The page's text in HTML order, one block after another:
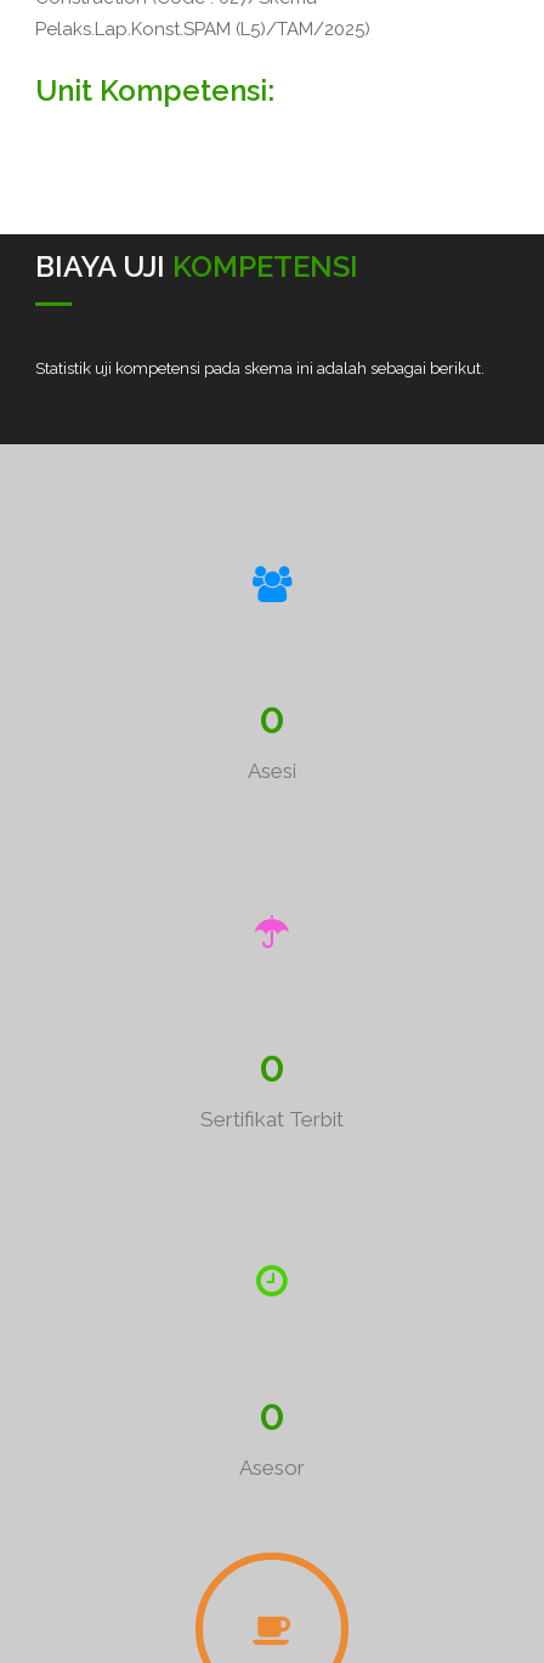
Pelaks.Lap.Konst.SPAM (L5)/TAM/2025)
Unit Kompetensi:
BIAYA UJI KOMPETENSI
Statistik uji kompetensi pada skema ini adalah sebagai berikut.
0
Asesi
0
Sertifikat Terbit
0
Asesor